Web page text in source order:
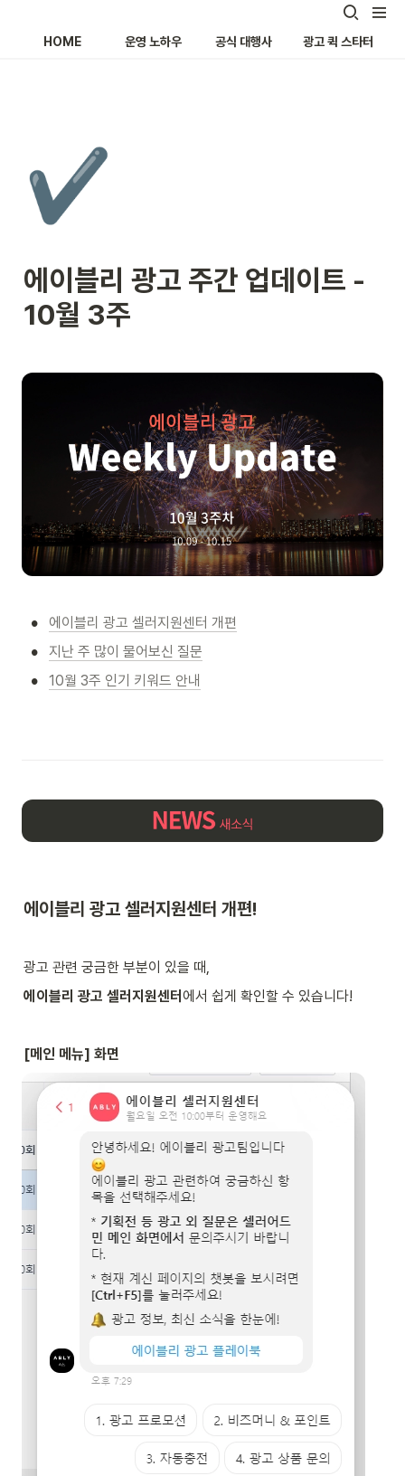
HOME 운영 노하우 공식 대행사 광고 퀵 스타터
✔️
에이블리 광고 주간 업데이트 -
10월 3주
• 에이블리 광고 셀러지원센터 개편
• 지난 주 많이 물어보신 질문
• 10월 3주 인기 키워드 안내
에이블리 광고 셀러지원센터 개편!
광고 관련 궁금한 부분이 있을 때,
에이블리 광고 셀러지원센터 에서 쉽게 확인할 수 있습니다!
[메인 메뉴] 화면